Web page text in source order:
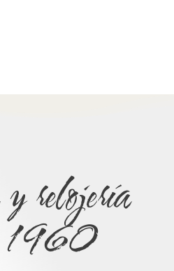
relojería
1960